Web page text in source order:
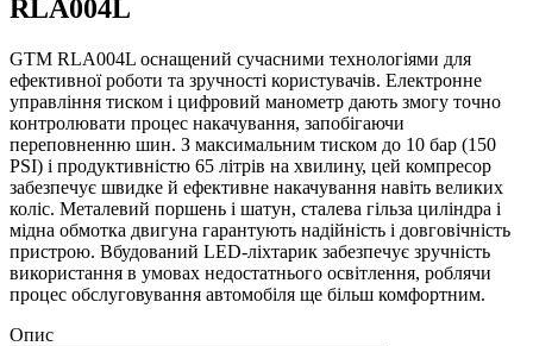
RLA004L
GTM RLA004L оснащений сучасними технологіями для
ефективної роботи та зручності користувачів. Електронне
управління тиском і цифровий манометр дають змогу точно
контролювати процес накачування, запобігаючи
переповненню шин. З максимальним тиском до 10 бар (150
PSI) і продуктивністю 65 літрів на хвилину, цей компресор
забезпечує швидке й ефективне накачування навіть великих
коліс. Металевий поршень і шатун, сталева гільза циліндра і
мідна обмотка двигуна гарантують надійність і довговічність
пристрою. Вбудований LED-ліхтарик забезпечує зручність
використання в умовах недостатнього освітлення, роблячи
процес обслуговування автомобіля ще більш комфортним.
Опис